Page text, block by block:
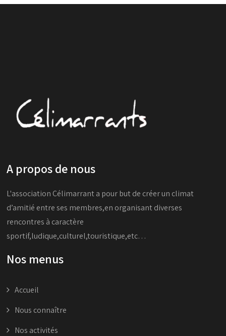
A propos de nous
L'association Célimarrant a pour but de créer un climat
d’amitié entre ses membres,en organisant diverses
rencontres à caractère
sportif,ludique,culturel,touristique,etc…
Nos menus
Accueil
Nous connaître
Nos activités